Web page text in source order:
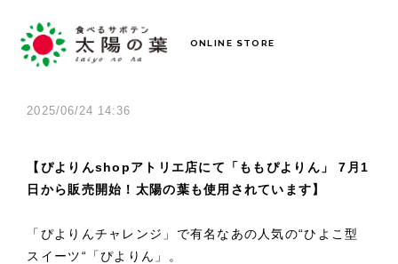
ONLINE STORE
2025/06/24 14:36
【ぴよりんshopアトリエ店にて「ももぴよりん」 7月1
日から販売開始！太陽の葉も使⽤されています】
「ぴよりんチャレンジ」で有名なあの⼈気の“ひよこ型
スイーツ“「ぴよりん」。